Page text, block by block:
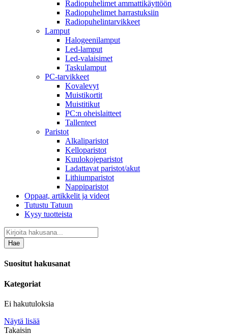
Radiopuhelimet ammattikäyttöön
Radiopuhelimet harrastuksiin
Radiopuhelintarvikkeet
Lamput
Halogeenilamput
Led-lamput
Led-valaisimet
Taskulamput
PC-tarvikkeet
Kovalevyt
Muistikortit
Muistitikut
PC:n oheislaitteet
Tallenteet
Paristot
Alkaliparistot
Kelloparistot
Kuulokojeparistot
Ladattavat paristot/akut
Lithiumparistot
Nappiparistot
Oppaat, artikkelit ja videot
Tutustu Tatuun
Kysy tuotteista
Hae
Suositut hakusanat
Kategoriat
Ei hakutuloksia
Näytä lisää
Takaisin